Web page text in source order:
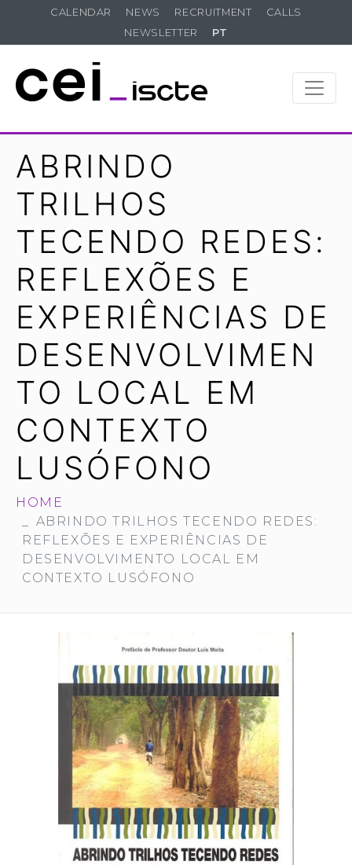
CALENDAR NEWS RECRUITMENT
CALLS
NEWSLETTER
PT
ABRINDO
TRILHOS
TECENDO REDES:
REFLEXÕES E
EXPERIÊNCIAS DE
DESENVOLVIMEN
TO LOCAL EM
CONTEXTO
LUSÓFONO
HOME
ABRINDO TRILHOS TECENDO REDES:
REFLEXÕES E EXPERIÊNCIAS DE
DESENVOLVIMENTO LOCAL EM
CONTEXTO LUSÓFONO